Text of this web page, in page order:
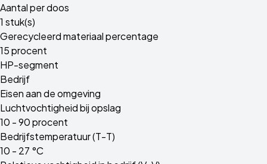
Aantal per doos
1 stuk(s)
Gerecycleerd materiaal percentage
15 procent
HP-segment
Bedrijf
Eisen aan de omgeving
Luchtvochtigheid bij opslag
10 - 90 procent
Bedrijfstemperatuur (T-T)
10 - 27 °C